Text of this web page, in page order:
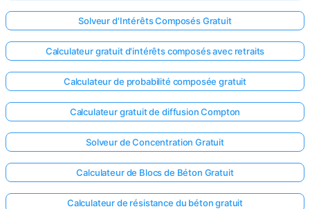
Solveur d'Intérêts Composés Gratuit
Calculateur gratuit d'intérêts composés avec retraits
Calculateur de probabilité composée gratuit
Calculateur gratuit de diffusion Compton
Solveur de Concentration Gratuit
Calculateur de Blocs de Béton Gratuit
Calculateur de résistance du béton gratuit